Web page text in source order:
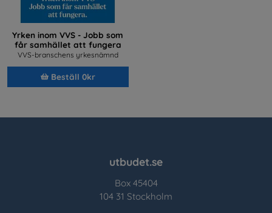
Yrken inom VVS - Jobb som
får samhället att fungera
VVS-branschens yrkesnämnd
Beställ 0kr
utbudet.se
Box 45404
104 31 Stockholm